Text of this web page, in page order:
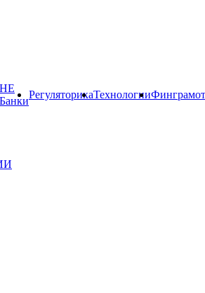
НЕ
Банки
РегуляторикаТехнологии